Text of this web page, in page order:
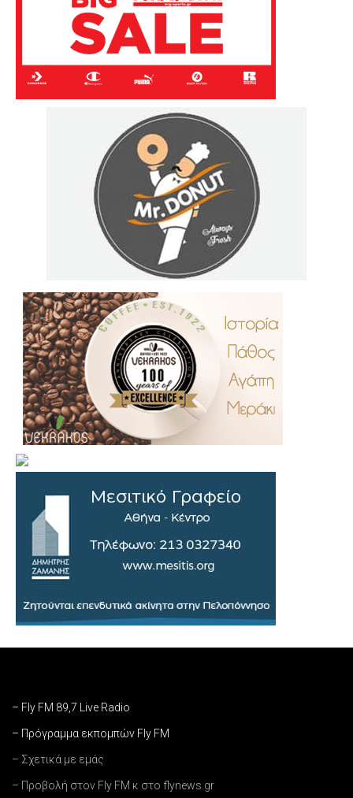
– Fly FM 89,7 Live Radio
– Πρόγραμμα εκπομπών Fly FM
– Σχετικά με εμάς
– Προβολή στον Fly FM κ στο flynews.gr